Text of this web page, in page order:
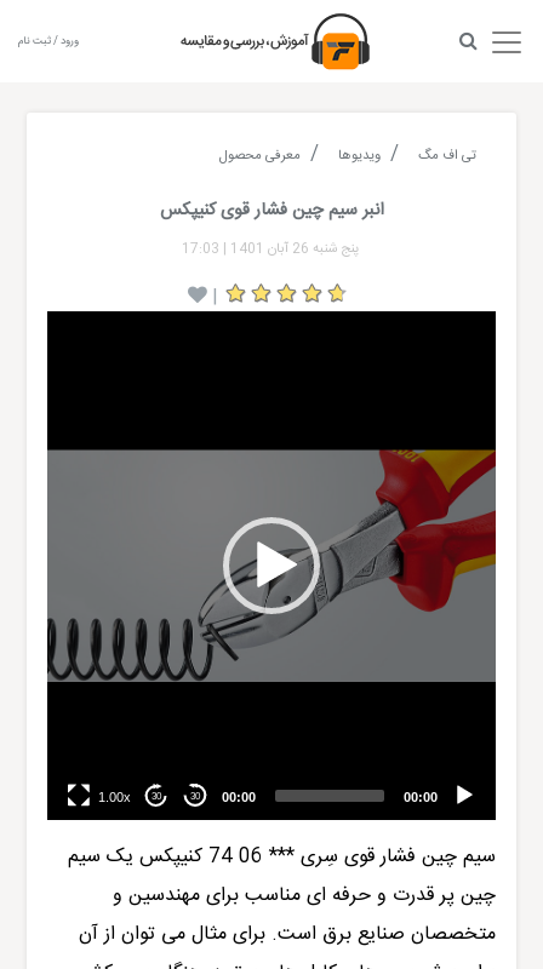
ورود / ثبت نام
تی اف مگ ویدیوها معرفی محصول
انبر سیم چین فشار قوی کنیپکس
پنج شنبه 26 آبان 1401 |
17:03
|
Video
00:00
00:00
30
30
1.00x
سیم چین فشار قوی سِری *** 06 74 کنیپکسیک سیم
چین پر قدرت و حرفه ای مناسب برای مهندسین و
متخصصان صنایع برق است. برای مثال می توان از آن